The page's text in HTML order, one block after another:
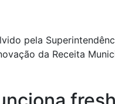
pela
da Receita